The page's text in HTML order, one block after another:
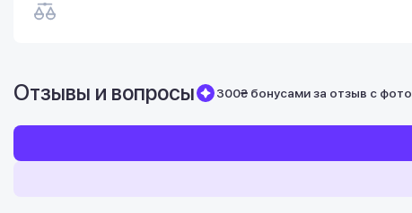
Отзывы и вопросы 300₴ бонусами за отзыв с фото